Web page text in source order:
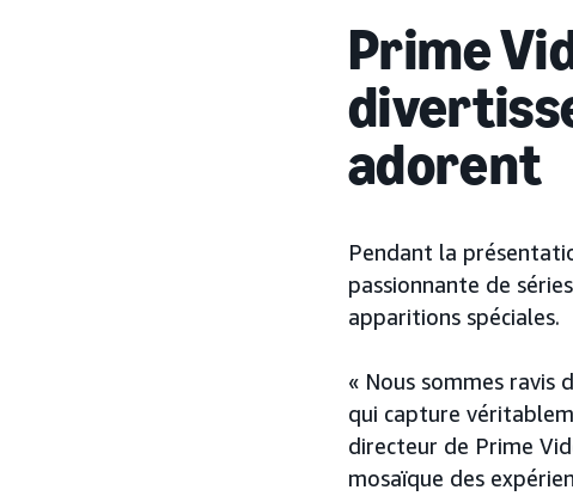
Prime
adorent
Pendant la
passionnante de
apparitions spéciales.
« Nous sommes ravis
qui capture
directeur de Prime
mosaïque des